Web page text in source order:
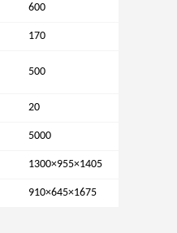
600
170
500
20
5000
1300×955×1405
910×645×1675